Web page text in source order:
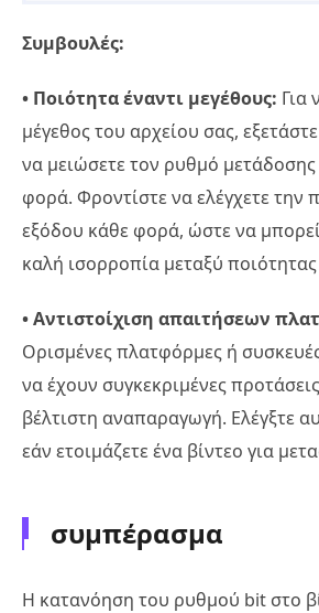
Συμβουλές:
• Ποιότητα έναντι μεγέθους: Για
μέγεθος του αρχείου σας,
να μειώσετε τον ρυθμό
φορά. Φροντίστε να ελέγχετε την
εξόδου κάθε φορά, ώστε να
καλή ισορροπία μεταξύ
• Αντιστοίχιση απαιτήσεων
Ορισμένες πλατφόρμες ή
να έχουν συγκεκριμένες
βέλτιστη αναπαραγωγή. Ελέγξτε
εάν ετοιμάζετε ένα βίντεο για
συμπέρασμα
Η κατανόηση του ρυθμού bit στο